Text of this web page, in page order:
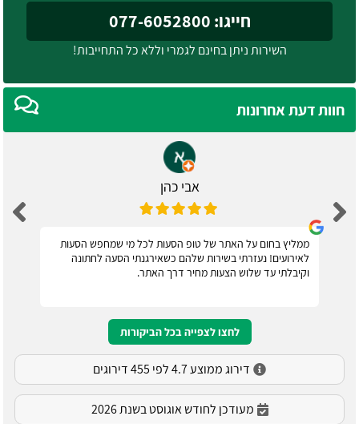
חייגו: 077-6052800
השירות ניתן בחינם לגמרי וללא כל התחייבות!
חוות דעת אחרונות
אבי כהן
ממליץ בחום על האתר של טופ הסעות לכל מי שמחפש הסעות
לאירועים! נעזרתי בשירות שלהם כשאירגנתי הסעה לחתונה
וקיבלתי עד שלוש הצעות מחיר דרך האתר.
לחצו לצפייה בכל הביקורות
דירוג ממוצע 4.7 לפי 455 דירוגים
מעודכן לחודש אוגוסט בשנת 2026